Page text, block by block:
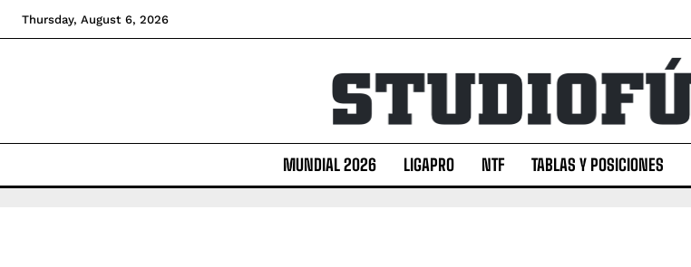
Thursday, August 6, 2026
MUNDIAL 2026 LIGAPRO NTF TABLAS Y POSICIONES